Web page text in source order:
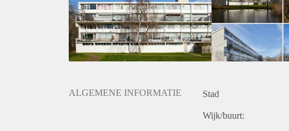
Niet mogelijk
Inkomen eis
2,9 X Maandhuur Bruto
Huurtermijn
Onbepaalde termijn
ALGEMENE INFORMATIE Stad
Wijk/buurt: